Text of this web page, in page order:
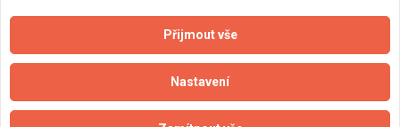
Důležité informace
Naše firmy a řemeslníci
Přijmout vše
Nastavení